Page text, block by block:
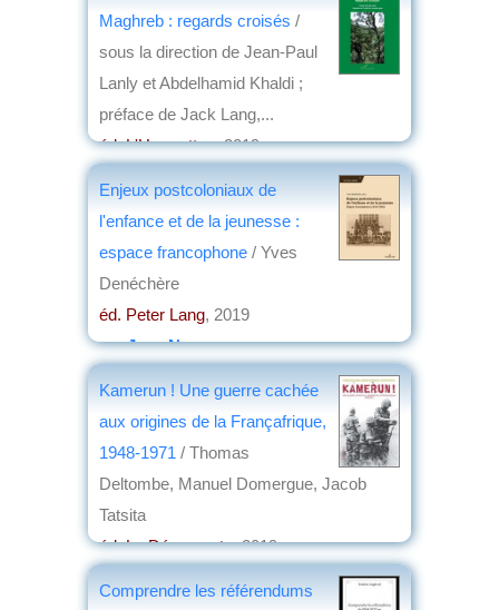
Maghreb : regards croisés /
sous la direction de Jean-Paul
Lanly et Abdelhamid Khaldi ;
préface de Jack Lang,...
éd. L'Harmattan, 2019
Enjeux postcoloniaux de
l'enfance et de la jeunesse :
espace francophone / Yves
Denéchère
éd. Peter Lang, 2019
parJean Nemo
Kamerun ! Une guerre cachée
aux origines de la Françafrique,
1948-1971 / Thomas
Deltombe, Manuel Domergue, Jacob
Tatsita
éd. La Découverte, 2019
Comprendre les référendums